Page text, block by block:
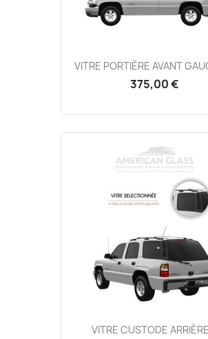
VITRE PORTIÈRE AVANT
375,00 €
VITRE CUSTODE